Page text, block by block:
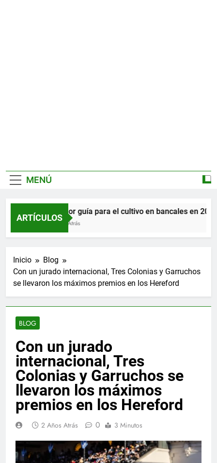
MENÚ
ARTÍCULOS
La mejor guía para el cultivo en bancales en 2026
3 Meses Atrás
Inicio
Blog
Con un jurado internacional, Tres Colonias y Garruchos
se llevaron los máximos premios en los Hereford
BLOG
Con un jurado
internacional, Tres
Colonias y Garruchos se
llevaron los máximos
premios en los Hereford
2 Años Atrás 0 3 Minutos